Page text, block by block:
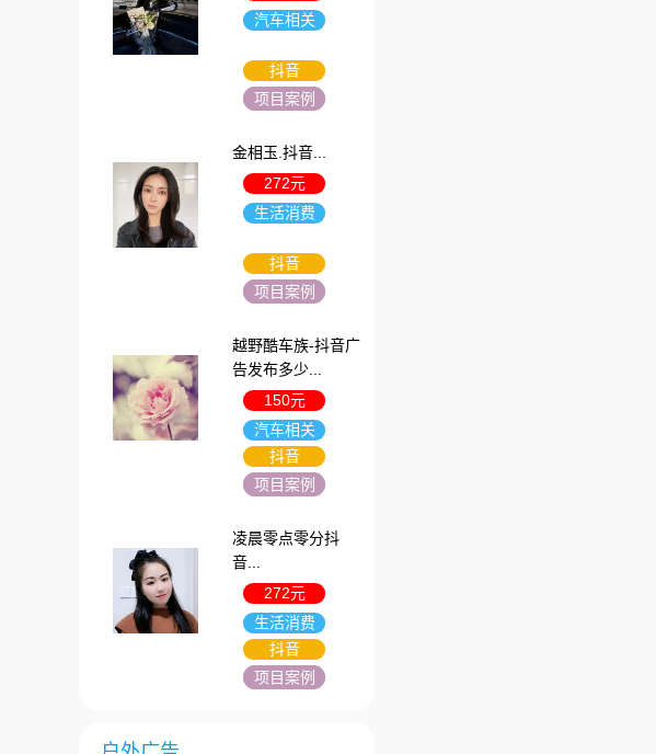
汽车相关
抖音
项目案例
金相玉.抖音...
272元
生活消费
抖音
项目案例
越野酷车族-抖音广
告发布多少...
150元
汽车相关
抖音
项目案例
凌晨零点零分抖
音...
272元
生活消费
抖音
项目案例